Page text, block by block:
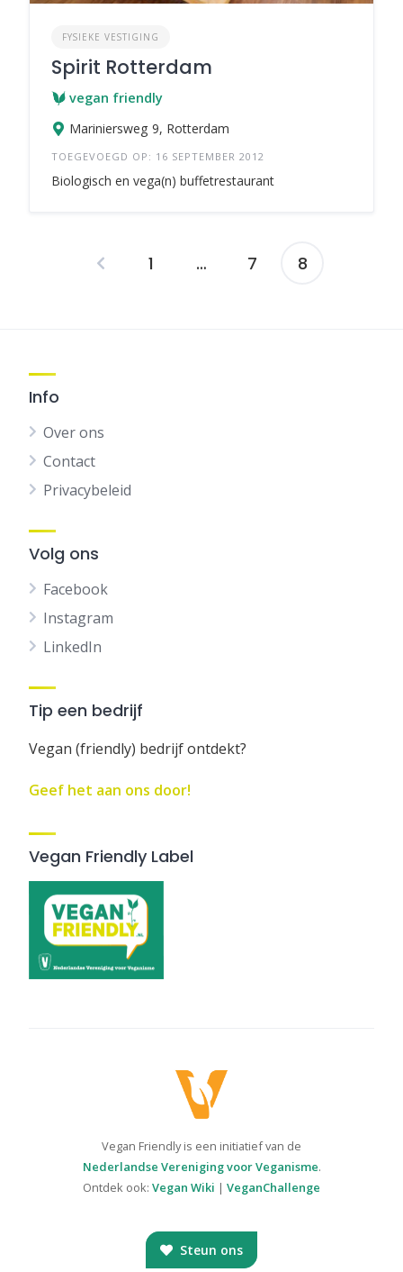
FYSIEKE VESTIGING
Spirit Rotterdam
vegan friendly
Mariniersweg 9, Rotterdam
TOEGEVOEGD OP: 16 SEPTEMBER 2012
Biologisch en vega(n) buffetrestaurant
Berichten
1 … 7 8
Info
Over ons
Contact
Privacybeleid
Volg ons
Facebook
Instagram
LinkedIn
Tip een bedrijf
Vegan (friendly) bedrijf ontdekt?
Geef het aan ons door!
Vegan Friendly Label
Vegan Friendly is een initiatief van de
Nederlandse Vereniging voor Veganisme.
Ontdek ook: Vegan Wiki | VeganChallenge
Steun ons